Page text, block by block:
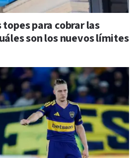
topes para cobrar las
son los nuevos límites